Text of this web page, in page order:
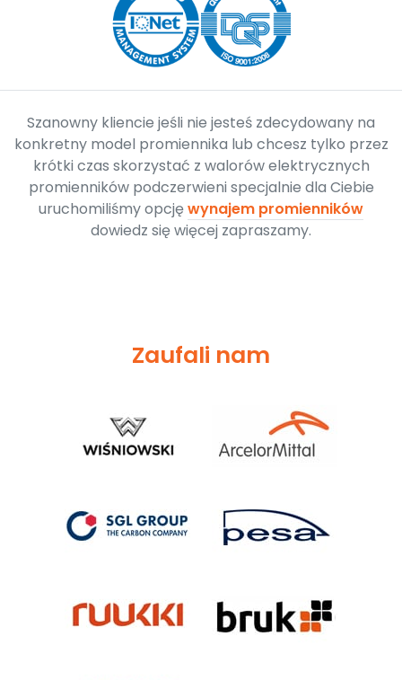
Szanowny kliencie jeśli nie jesteś zdecydowany na
konkretny model promiennika lub chcesz tylko przez
krótki czas skorzystać z walorów elektrycznych
promienników podczerwieni specjalnie dla Ciebie
uruchomiliśmy opcjęwynajem promienników
dowiedz się więcej zapraszamy.
Zaufali nam